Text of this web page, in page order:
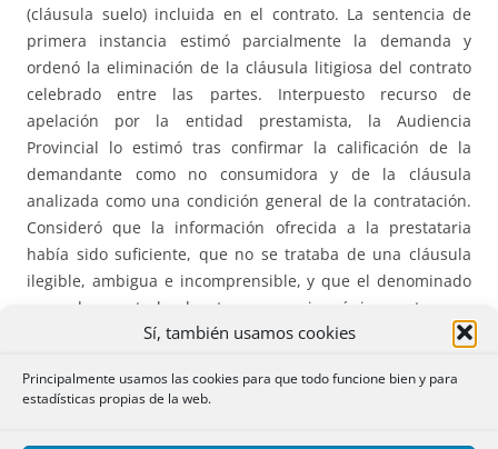
Sí, también usamos cookies
Principalmente usamos las cookies para que todo funcione bien y para
estadísticas propias de la web.
(cláusula suelo) incluida en el contrato. La sentencia de
primera instancia estimó parcialmente la demanda y
ordenó la eliminación de la cláusula litigiosa del contrato
celebrado entre las partes. Interpuesto recurso de
apelación por la entidad prestamista, la Audiencia
Provincial lo estimó tras confirmar la calificación de la
demandante como no consumidora y de la cláusula
analizada como una condición general de la contratación.
Consideró que la información ofrecida a la prestataria
había sido suficiente, que no se trataba de una cláusula
ilegible, ambigua e incomprensible, y que el denominado
segundo control de transparencia únicamente era
aplicable en contratos con consumidores. La cuestión
interpuesto por la demandante contra la sentencia de
contratos con adherentes no consumidores pueden